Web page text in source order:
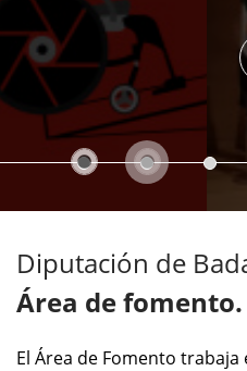
Acceso a la Web
Diputación de
Área de fomento.
El Área de Fomento